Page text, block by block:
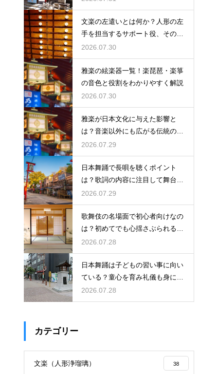
文楽の左遣いとは何か？人形の左
手を担当するサポート役、その役
割と鍛錬を解説
2026.07.30
雅楽の絃楽器一覧！楽琵琶・楽箏
の音色と役割をわかりやすく解説
2026.07.30
雅楽が日本文化に与えた影響と
は？音楽以外にも広がる伝統の足
跡
2026.07.29
日本舞踊で長唄を聴くポイント
は？歌詞の内容に注目して舞台を
味わう！三味線の音色と唄に込め
られた情緒を解説
2026.07.29
歌舞伎の名場面で初心者向けなの
は？初めてでも心揺さぶられる名
シーンを紹介
2026.07.28
日本舞踊は子どもの習い事に向い
ている？童心を育み礼儀も身につ
く日舞のメリットを紹介
2026.07.28
カテゴリー
文楽（人形浄瑠璃） 38